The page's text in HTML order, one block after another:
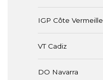
IGP Côte Vermeille
VT Cadiz
DO Navarra